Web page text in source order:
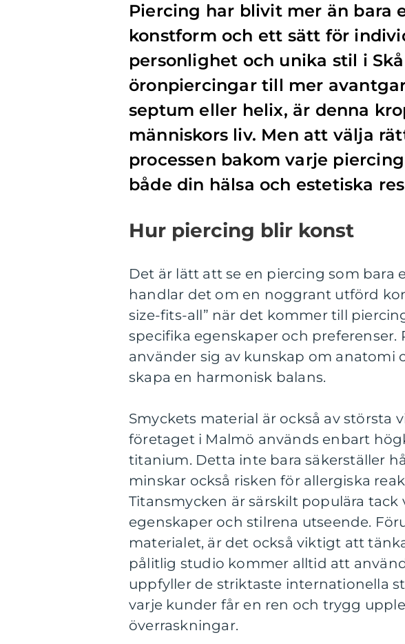
Piercing har blivit mer än bara
konstform och ett sätt för
personlighet och unika stil i
öronpiercingar till mer
septum eller helix, är denna
människors liv. Men att välja
processen bakom varje
både din hälsa och estetiska
Hur piercing blir konst
Det är lätt att se en piercing som bara
handlar det om en noggrant utförd
size-fits-all” när det kommer till
specifika egenskaper och preferenser.
använder sig av kunskap om anatomi
skapa en harmonisk balans.
Smyckets material är också av största
företaget i Malmö används enbart
titanium. Detta inte bara säkerställer
minskar också risken för allergiska
Titansmycken är särskilt populära tack
egenskaper och stilrena utseende.
materialet, är det också viktigt att
pålitlig studio kommer alltid att
uppfyller de striktaste internationella
varje kunder får en ren och trygg
överraskningar.